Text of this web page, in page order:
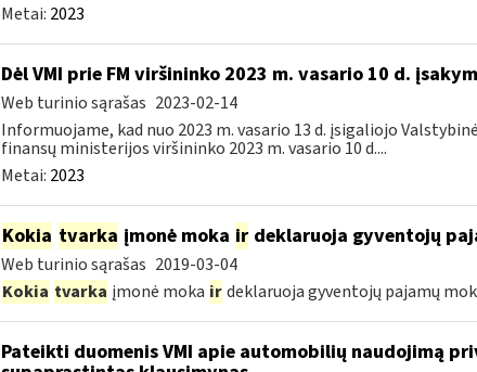
Metai: 2023
Dėl VMI prie FM viršininko 2023 m. vasario 10 d.
Web turinio sąrašas 2023-02-14
Informuojame, kad nuo 2023 m. vasario 13 d. įsigaliojo
finansų ministerijos viršininko 2023 m. vasario 10 d....
Metai: 2023
Kokia tvarka įmonė moka irdeklaruoja gyventojų
Web turinio sąrašas 2019-03-04
Kokia tvarka įmonė moka ir deklaruoja gyventojų pajamų
Pateikti duomenis VMI apie automobilių naudojimą